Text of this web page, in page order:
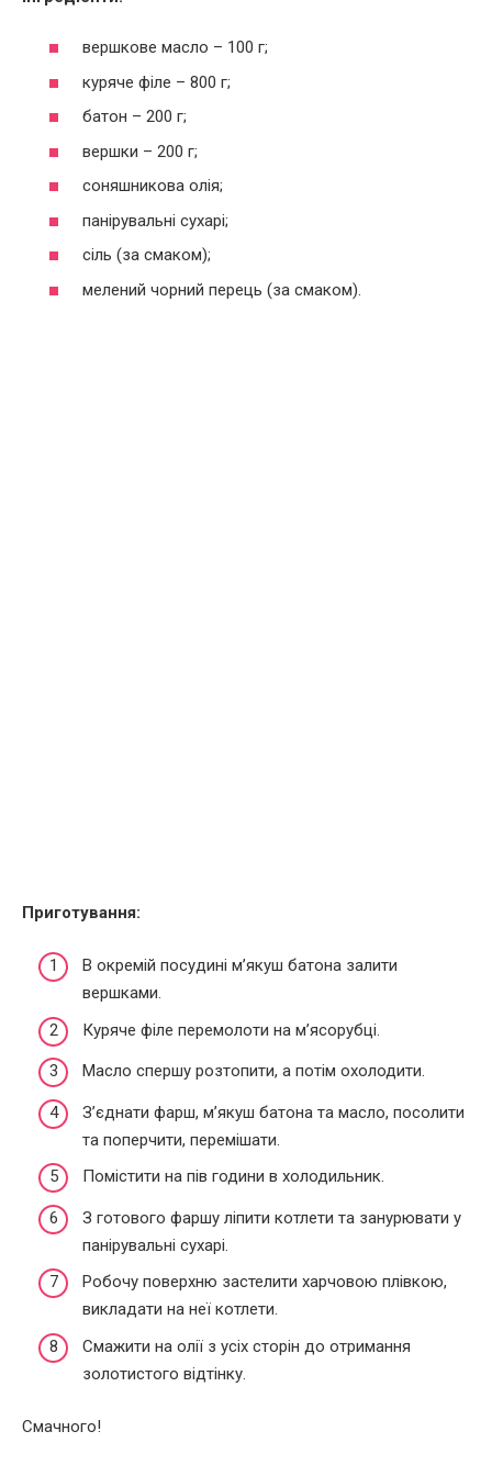
вершкове масло – 100 г;
куряче філе – 800 г;
батон – 200 г;
вершки – 200 г;
соняшникова олія;
панірувальні сухарі;
сіль (за смаком);
мелений чорний перець (за смаком).
Приготування:
В окремій посудині м’якуш батона залити
вершками.
Куряче філе перемолоти на м’ясорубці.
Масло спершу розтопити, а потім охолодити.
З’єднати фарш, м’якуш батона та масло, посолити
та поперчити, перемішати.
Помістити на пів години в холодильник.
З готового фаршу ліпити котлети та занурювати у
панірувальні сухарі.
Робочу поверхню застелити харчовою плівкою,
викладати на неї котлети.
Смажити на олії з усіх сторін до отримання
золотистого відтінку.
Смачного!